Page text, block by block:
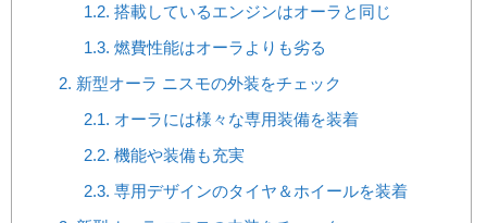
1.2. 搭載しているエンジンはオーラと同じ
1.3. 燃費性能はオーラよりも劣る
2. 新型オーラ ニスモの外装をチェック
2.1. オーラには様々な専用装備を装着
2.2. 機能や装備も充実
2.3. 専用デザインのタイヤ＆ホイールを装着